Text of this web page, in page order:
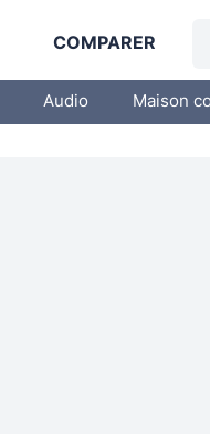
COMPARER
Audio Maison